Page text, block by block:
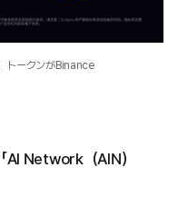
トークンがBinance
Network（AIN）